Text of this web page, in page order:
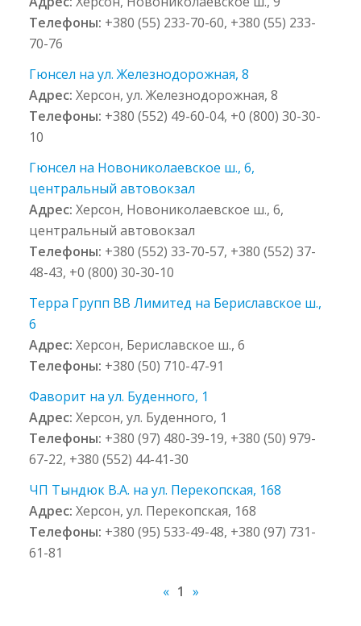
Телефоны: +380 (55) 233-70-60, +380 (55) 233-
70-76
Гюнсел на ул. Железнодорожная, 8
Адрес:Херсон, ул. Железнодорожная, 8
Телефоны: +380 (552) 49-60-04, +0 (800) 30-30-
10
Гюнсел на Новониколаевское ш., 6,
центральный автовокзал
Адрес:Херсон, Новониколаевское ш., 6,
центральный автовокзал
Телефоны: +380 (552) 33-70-57, +380 (552) 37-
48-43, +0 (800) 30-30-10
Терра Групп ВВ Лимитед на Бериславское ш.,
6
Адрес:Херсон, Бериславское ш., 6
Телефоны: +380 (50) 710-47-91
Фаворит на ул. Буденного, 1
Адрес:Херсон, ул. Буденного, 1
Телефоны: +380 (97) 480-39-19, +380 (50) 979-
67-22, +380 (552) 44-41-30
ЧП Тындюк В.А. на ул. Перекопская, 168
Адрес:Херсон, ул. Перекопская, 168
Телефоны: +380 (95) 533-49-48, +380 (97) 731-
61-81
« 1 »